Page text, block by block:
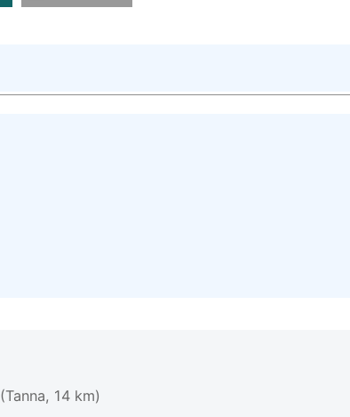
(Tanna, 14 km)